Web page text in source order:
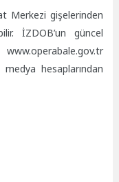
Merkezi gişelerinden
İZDOB’un güncel
hesaplarından